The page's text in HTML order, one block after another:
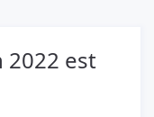
2022 est